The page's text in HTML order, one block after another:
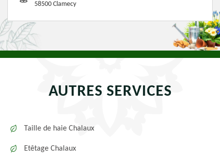
58500 Clamecy
AUTRES SERVICES
Taille de haie Chalaux
Etêtage Chalaux